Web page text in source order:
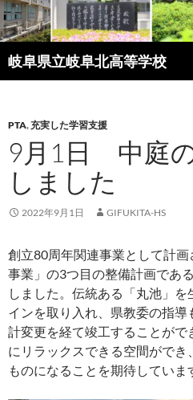
岐阜県立岐阜北高等学校
索
ン
ツ
へ
ス
キ
ッ
PTA,充実した学習支援
9月1日 中庭
しました
2022年9月1日 GIFUKITA-HS
創立80周年関連事業として計
事業」の3つ目の整備計画であ
しました。伝統ある「丸池」
インを取り入れ、県教委の指
計変更を経て竣工することがで
にリラックスできる空間ができ
ものになることを期待していま